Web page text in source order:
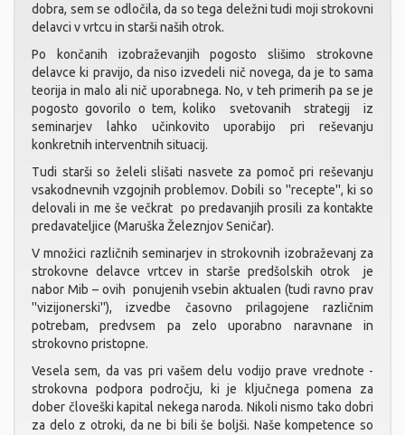
dobra, sem se odločila, da so tega deležni tudi moji strokovni
delavci v vrtcu in starši naših otrok.
Po končanih izobraževanjih pogosto slišimo strokovne
delavce ki pravijo, da niso izvedeli nič novega, da je to sama
teorija in malo ali nič uporabnega. No, v teh primerih pa se je
pogosto govorilo o tem, koliko svetovanih strategij iz
seminarjev lahko učinkovito uporabijo pri reševanju
konkretnih interventnih situacij.
Tudi starši so želeli slišati nasvete za pomoč pri reševanju
vsakodnevnih vzgojnih problemov. Dobili so ''recepte'', ki so
delovali in me še večkrat po predavanjih prosili za kontakte
predavateljice (Maruška Železnjov Seničar).
V množici različnih seminarjev in strokovnih izobraževanj za
strokovne delavce vrtcev in starše predšolskih otrok je
nabor Mib – ovih ponujenih vsebin aktualen (tudi ravno prav
''vizijonerski''), izvedbe časovno prilagojene različnim
potrebam, predvsem pa zelo uporabno naravnane in
strokovno pristopne.
Vesela sem, da vas pri vašem delu vodijo prave vrednote -
strokovna podpora področju, ki je ključnega pomena za
dober človeški kapital nekega naroda. Nikoli nismo tako dobri
za delo z otroki, da ne bi bili še boljši. Naše kompetence so